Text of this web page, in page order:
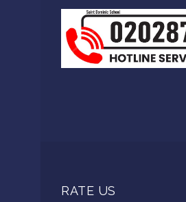
RATE US